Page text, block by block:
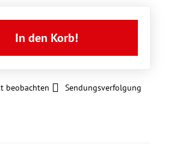
In den Korb!
beobachten Sendungsverfolgung